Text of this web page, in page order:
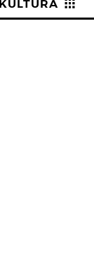
KULTURA